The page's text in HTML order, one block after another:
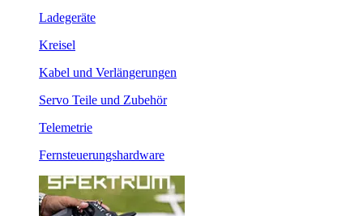
Ladegeräte
Kreisel
Kabel und Verlängerungen
Servo Teile und Zubehör
Telemetrie
Fernsteuerungshardware